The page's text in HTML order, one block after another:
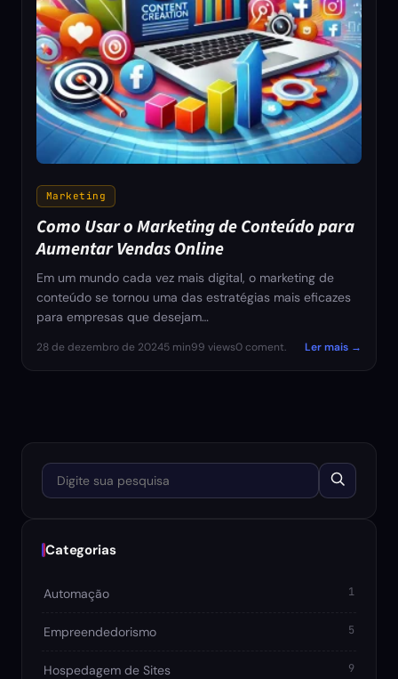
Marketing
Como Usar o Marketing de Conteúdo para
Aumentar Vendas Online
Em um mundo cada vez mais digital, o marketing de
conteúdo se tornou uma das estratégias mais eficazes
para empresas que desejam…
28 de dezembro de 20245 min99 views0 coment. Ler mais →
Digite sua pesquisa
Categorias
Automação 1
Empreendedorismo 5
Hospedagem de Sites 9